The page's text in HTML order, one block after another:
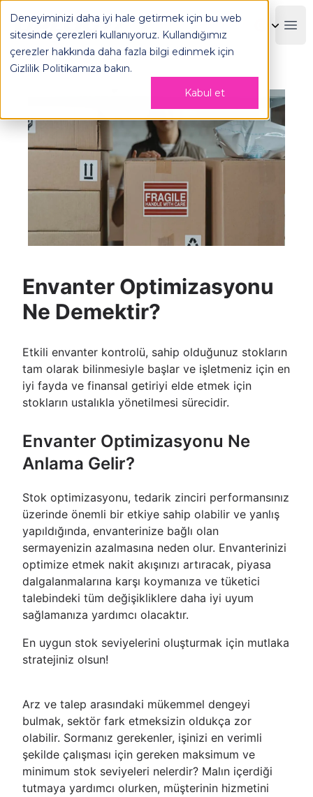
Deneyiminizi daha iyi hale getirmek için bu web
sitesinde çerezleri kullanıyoruz. Kullandığımız
çerezler hakkında daha fazla bilgi edinmek için
Gizlilik Politikamıza bakın.
Kabul et
OPLOG
Envanter Optimizasyonu
Ne Demektir?
Etkili envanter kontrolü, sahip olduğunuz stokların
tam olarak bilinmesiyle başlar ve işletmeniz için en
iyi fayda ve finansal getiriyi elde etmek için
stokların ustalıkla yönetilmesi sürecidir.
Envanter Optimizasyonu Ne
Anlama Gelir?
Stok optimizasyonu, tedarik zinciri performansınız
üzerinde önemli bir etkiye sahip olabilir ve yanlış
yapıldığında, envanterinize bağlı olan
sermayenizin azalmasına neden olur. Envanterinizi
optimize etmek nakit akışınızı artıracak, piyasa
dalgalanmalarına karşı koymanıza ve tüketici
talebindeki tüm değişikliklere daha iyi uyum
sağlamanıza yardımcı olacaktır.
En uygun stok seviyelerini oluşturmak için mutlaka
stratejiniz olsun!
Arz ve talep arasındaki mükemmel dengeyi
bulmak, sektör fark etmeksizin oldukça zor
olabilir. Sormanız gerekenler, işinizi en verimli
şekilde çalışması için gereken maksimum ve
minimum stok seviyeleri nelerdir? Malın içerdiği
tutmaya yardımcı olurken, müşterinin hizmetini